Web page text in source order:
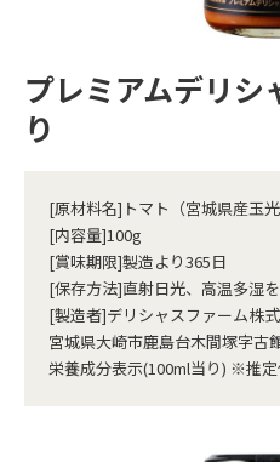
プレミアムデリ
り
[原材料名]トマト（宮城県産玉光
[内容量]100g
[賞味期限]製造より365日
[保存方法]直射日光、高温多湿
[製造者]デリシャスファーム株
宮城県大崎市鹿島台木間塚字古
栄養成分表示(100ml当り) ※推定